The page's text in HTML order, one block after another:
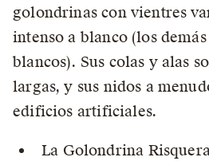
golondrinas con vientres
intenso a blanco (los
blancos). Sus colas y alas
largas, y sus nidos a
edificios artificiales.
La Golondrina